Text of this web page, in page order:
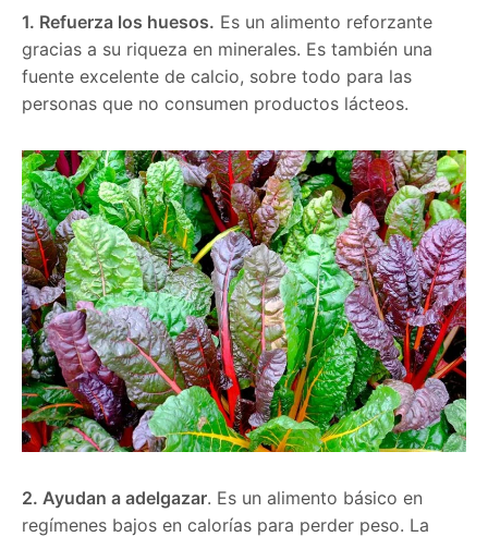
1. Refuerza los huesos. Es un alimento reforzante
gracias a su riqueza en minerales. Es también una
fuente excelente de calcio, sobre todo para las
personas que no consumen productos lácteos.
2. Ayudan a adelgazar. Es un alimento básico en
regímenes bajos en calorías para perder peso. La